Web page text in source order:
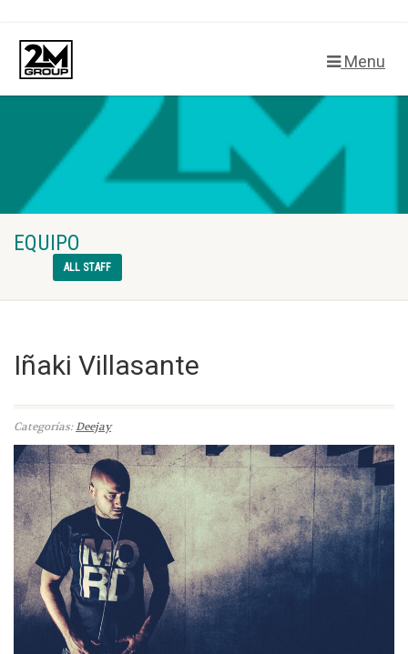
Menu
EQUIPO
ALL STAFF
Iñaki Villasante
Categorías:Deejay